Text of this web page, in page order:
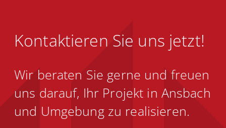
Kontaktieren Sie uns jetzt!
Wir beraten Sie gerne und freuen
uns darauf, Ihr Projekt in Ansbach
und Umgebung zu realisieren.